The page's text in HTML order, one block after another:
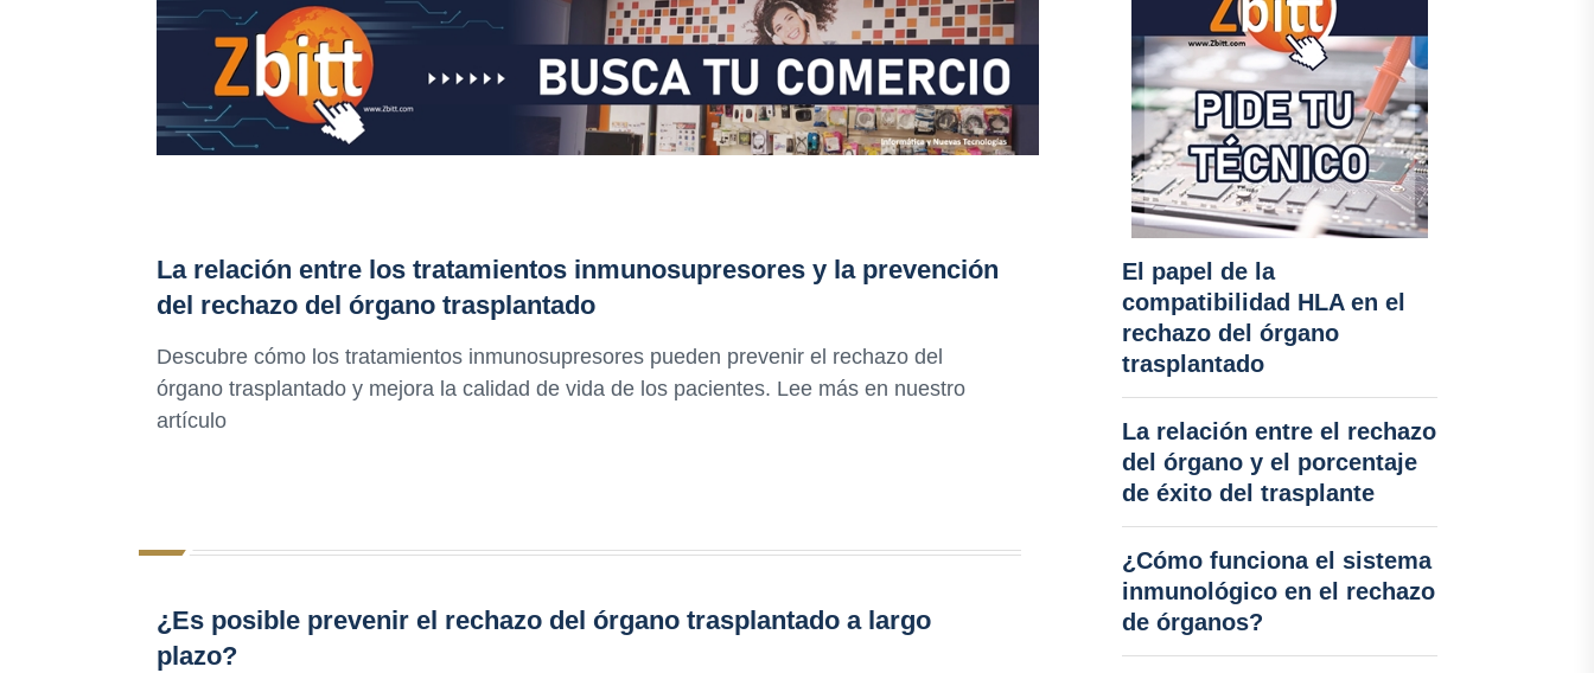
La relación entre los tratamientos inmunosupresores y la prevención
del rechazo del órgano trasplantado
Descubre cómo los tratamientos inmunosupresores pueden prevenir el rechazo del
órgano trasplantado y mejora la calidad de vida de los pacientes. Lee más en nuestro
artículo
¿Es posible prevenir el rechazo del órgano trasplantado a largo
plazo?
El papel de la
compatibilidad HLA en el
rechazo del órgano
trasplantado
La relación entre el rechazo
del órgano y el porcentaje
de éxito del trasplante
¿Cómo funciona el sistema
inmunológico en el rechazo
de órganos?